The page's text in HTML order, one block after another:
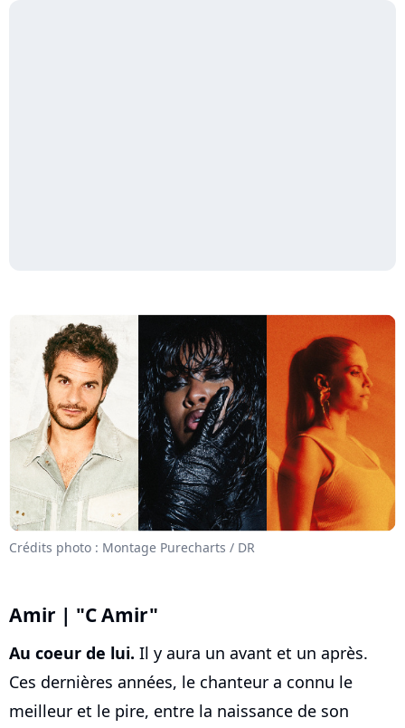
Crédits photo : Montage Purecharts / DR
Amir | "C Amir"
Au coeur de lui. Il y aura un avant et un après.
Ces dernières années, le chanteur a connu le
meilleur et le pire, entre la naissance de son